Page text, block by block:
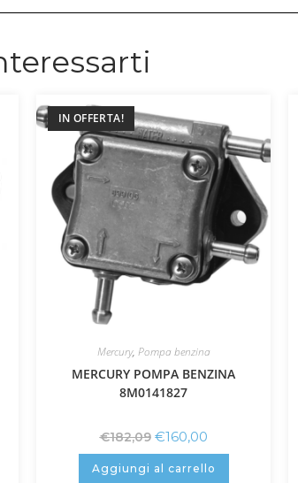
IN OFFERTA!
Mercury, Pompa benzina
MERCURY POMPA BENZINA
8M0141827
€182,09 €160,00
Aggiungi al carrello